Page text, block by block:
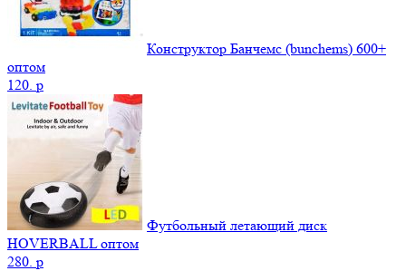
Конструктор Банчемс (bunchems) 600+
оптом
120. p
Футбольный летающий диск
HOVERBALL оптом
280. p